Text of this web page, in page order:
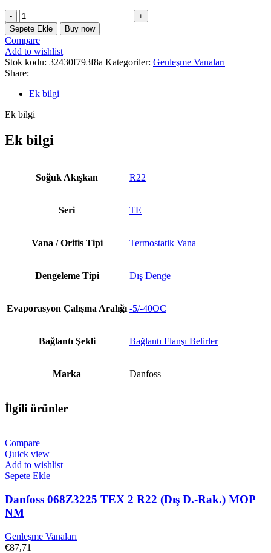
Danfoss
067B3249
TEX
5
Üst
Gövde
(R22)
MOP
NM
adet
Sepete Ekle Buy now
Compare
Add to wishlist
Stok kodu: 32430f793f8a Kategoriler: Genleşme Vanaları
Share:
Ek bilgi
Ek bilgi
Ek bilgi
Soğuk Akışkan R22
Seri TE
Vana / Orifis Tipi Termostatik Vana
Dengeleme Tipi Dış Denge
Evaporasyon Çalışma Aralığı -5/-40OC
Bağlantı Şekli Bağlantı Flanşı Belirler
Marka Danfoss
İlgili ürünler
Compare
Quick view
Add to wishlist
Sepete Ekle
Danfoss 068Z3225 TEX 2 R22 (Dış D.-Rak.) MOP
NM
Genleşme Vanaları
€87,71